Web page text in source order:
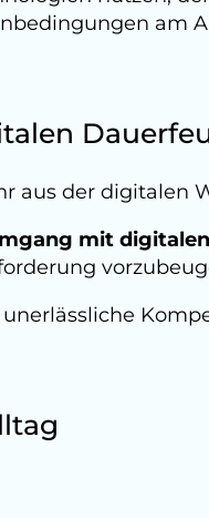
am
aus der digitalen
mit